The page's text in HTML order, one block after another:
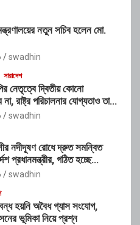
নতুন সচিব হলেন মো.
swadhin
সারাদেশ
নেতৃত্বে দ্বিতীয় কোনো
রাষ্ট্র পরিচালনার যোগ্যতাও তাদের
swadhin
নদীদূষণ রোধে দ্রুত সমন্বিত
প্রধানমন্ত্রীর, গঠিত হচ্ছে
কমিটি
swadhin
হয়নি অবৈধ গ্যাস সংযোগ,
ভূমিকা নিয়ে প্রশ্ন